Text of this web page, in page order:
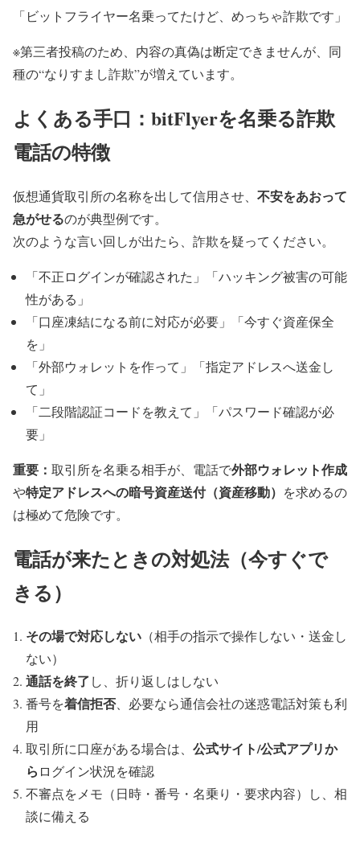
「ビットフライヤー名乗ってたけど、めっちゃ詐欺です」
※第三者投稿のため、内容の真偽は断定できませんが、同
種の“なりすまし詐欺”が増えています。
よくある手口：bitFlyerを名乗る詐欺
電話の特徴
仮想通貨取引所の名称を出して信用させ、 不安をあおって
急がせるのが典型例です。
次のような言い回しが出たら、詐欺を疑ってください。
「不正ログインが確認された」「ハッキング被害の可能
性がある」
「口座凍結になる前に対応が必要」「今すぐ資産保全
を」
「外部ウォレットを作って」「指定アドレスへ送金し
て」
「二段階認証コードを教えて」「パスワード確認が必
要」
重要： 取引所を名乗る相手が、電話で外部ウォレット作成
や特定アドレスへの暗号資産送付（資産移動） を求めるの
は極めて危険です。
電話が来たときの対処法（今すぐで
きる）
その場で対応しない （相手の指示で操作しない・送金し
ない）
通話を終了し、折り返しはしない
番号を着信拒否、必要なら通信会社の迷惑電話対策も利
用
取引所に口座がある場合は、 公式サイト/公式アプリか
ら ログイン状況を確認
不審点をメモ（日時・番号・名乗り・要求内容）し、相
談に備える